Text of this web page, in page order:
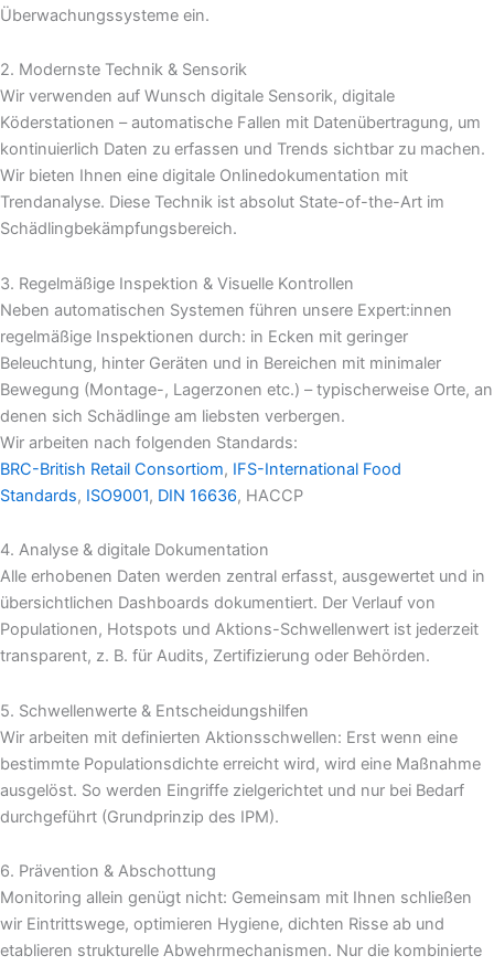
Überwachungssysteme ein.
2. Modernste Technik & Sensorik
Wir verwenden auf Wunsch digitale Sensorik, digitale
Köderstationen – automatische Fallen mit Datenübertragung, um
kontinuierlich Daten zu erfassen und Trends sichtbar zu machen.
Wir bieten Ihnen eine digitale Onlinedokumentation mit
Trendanalyse. Diese Technik ist absolut State-of-the-Art im
Schädlingbekämpfungsbereich.
3. Regelmäßige Inspektion & Visuelle Kontrollen
Neben automatischen Systemen führen unsere Expert:innen
regelmäßige Inspektionen durch: in Ecken mit geringer
Beleuchtung, hinter Geräten und in Bereichen mit minimaler
Bewegung (Montage-, Lagerzonen etc.) – typischerweise Orte, an
denen sich Schädlinge am liebsten verbergen.
Wir arbeiten nach folgenden Standards:
BRC-British Retail Consortiom, IFS-International Food
Standards, ISO9001, DIN 16636, HACCP
4. Analyse & digitale Dokumentation
Alle erhobenen Daten werden zentral erfasst, ausgewertet und in
übersichtlichen Dashboards dokumentiert. Der Verlauf von
Populationen, Hotspots und Aktions-Schwellenwert ist jederzeit
transparent, z. B. für Audits, Zertifizierung oder Behörden.
5. Schwellenwerte & Entscheidungshilfen
Wir arbeiten mit definierten Aktionsschwellen: Erst wenn eine
bestimmte Populationsdichte erreicht wird, wird eine Maßnahme
ausgelöst. So werden Eingriffe zielgerichtet und nur bei Bedarf
durchgeführt (Grundprinzip des IPM).
6. Prävention & Abschottung
Monitoring allein genügt nicht: Gemeinsam mit Ihnen schließen
wir Eintrittswege, optimieren Hygiene, dichten Risse ab und
etablieren strukturelle Abwehrmechanismen. Nur die kombinierte